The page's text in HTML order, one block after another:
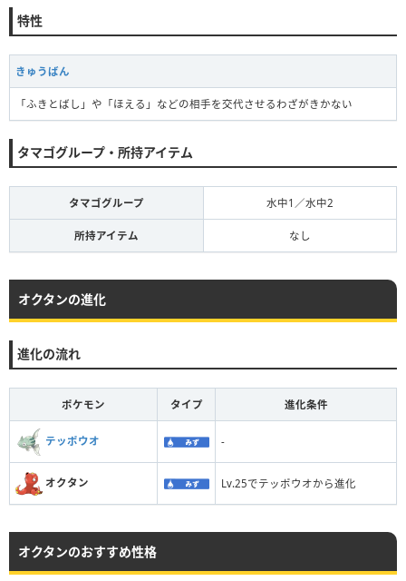
特性
きゅうばん
「ふきとばし」や「ほえる」などの相手を交代させるわざがきかない
タマゴグループ・所持アイテム
タマゴグループ 水中1／水中2
所持アイテム なし
オクタンの進化
進化の流れ
ポケモン タイプ 進化条件
テッポウオ -
オクタン Lv.25でテッポウオから進化
オクタンのおすすめ性格